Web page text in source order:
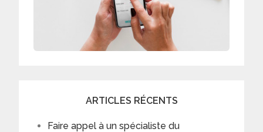
ARTICLES RÉCENTS
Faire appel à un spécialiste du